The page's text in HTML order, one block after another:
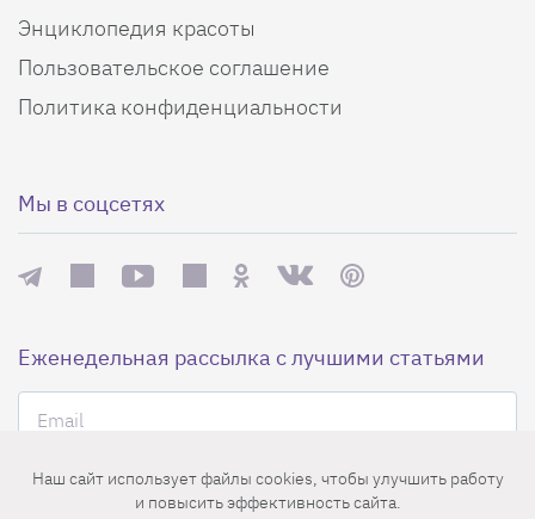
Энциклопедия красоты
Пользовательское соглашение
Политика конфиденциальности
Мы в соцсетях
Еженедельная рассылка с лучшими статьями
Наш сайт использует файлы cookies, чтобы улучшить работу
и повысить эффективность сайта.